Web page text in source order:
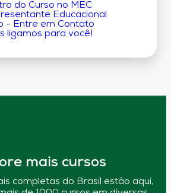
do Curso no MEC
Educacional
- Entre em Contato
ligamos para você!
mais cursos
completas do Brasil estão aqui,